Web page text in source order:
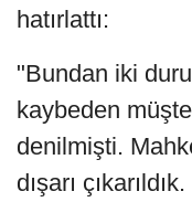
hatırlattı:
"Bundan iki
kaybeden
denilmişti.
dışarı